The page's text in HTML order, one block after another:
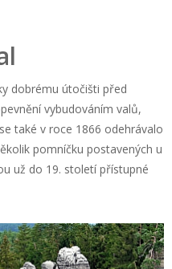
dobrému útočišti před
vybudováním valů,
také v roce 1866 odehrávalo
pomníčku postavených u
už do 19. století přístupné